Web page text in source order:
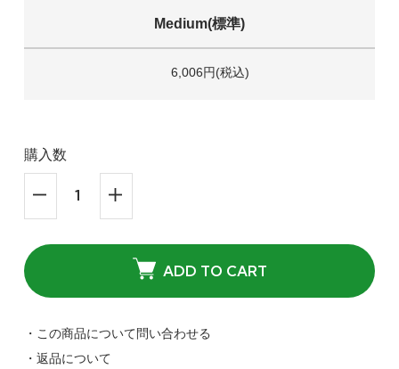
Medium(標準)
6,006円(税込)
購入数
ADD TO CART
・この商品について問い合わせる
・返品について